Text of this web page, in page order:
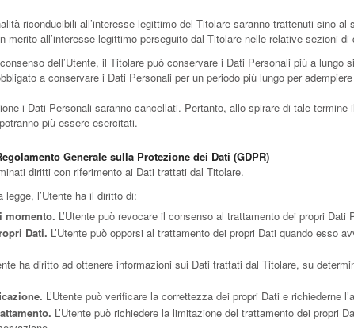
riconducibili all’interesse legittimo del Titolare saranno trattenuti sino al
merito all’interesse legittimo perseguito dal Titolare nelle relative sezioni
dell’Utente, il Titolare può conservare i Dati Personali più a lungo
a conservare i Dati Personali per un periodo più lungo per
i Dati Personali saranno cancellati. Pertanto, allo spirare di tale
più essere esercitati.
Generale sulla Protezione dei Dati (GDPR)
diritti con riferimento ai Dati trattati dal Titolare.
l’Utente ha il diritto di:
momento. L’Utente può revocare il consenso al trattamento dei propri
Dati. L’Utente può opporsi al trattamento dei propri Dati quando esso
ha diritto ad ottenere informazioni sui Dati trattati dal Titolare, su
L’Utente può verificare la correttezza dei propri Dati e richiederne
L’Utente può richiedere la limitazione del trattamento dei propri